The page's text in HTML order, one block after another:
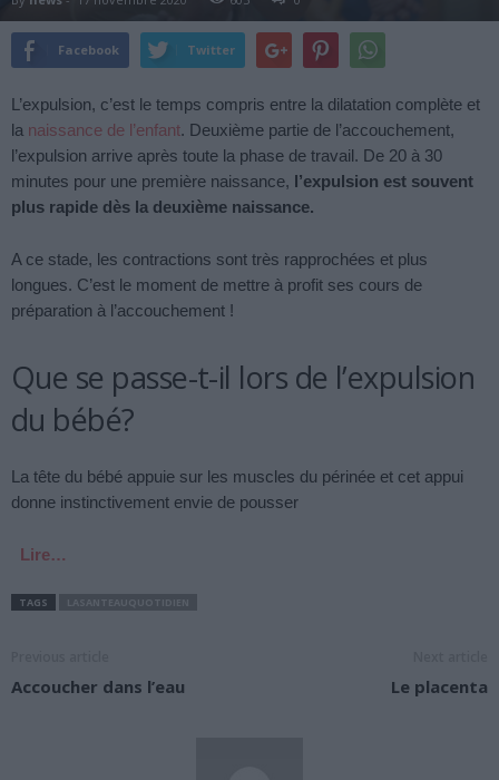
Facebook Twitter
L’expulsion, c’est le temps compris entre la dilatation complète et
la naissance de l’enfant. Deuxième partie de l’accouchement,
l’expulsion arrive après toute la phase de travail. De 20 à 30
minutes pour une première naissance, l’expulsion est souvent
plus rapide dès la deuxième naissance.
A ce stade, les contractions sont très rapprochées et plus
longues. C’est le moment de mettre à profit ses cours de
préparation à l’accouchement !
Que se passe-t-il lors de l’expulsion
du bébé?
La tête du bébé appuie sur les muscles du périnée et cet appui
donne instinctivement envie de pousser
Lire…
TAGS
Accoucher dans l’eau Le placenta